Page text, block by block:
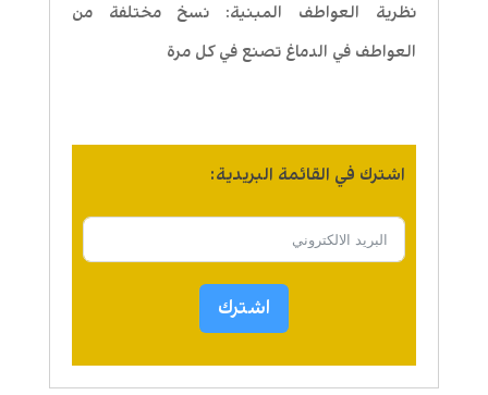
نظرية العواطف المبنية: نسخ مختلفة من
العواطف في الدماغ تصنع في كل مرة
اشترك في القائمة البريدية:
اشترك